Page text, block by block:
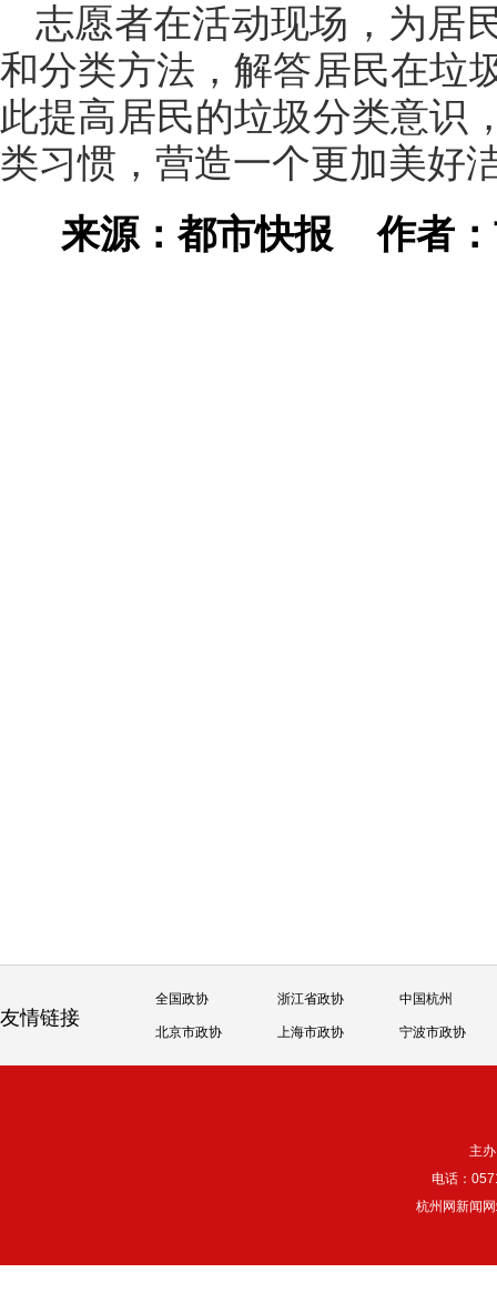
志愿者在活动现场，为居
和分类方法，解答居民在垃
此提高居民的垃圾分类意识
类习惯，营造一个更加美好
来源：都市快报作者
友情链接
全国政协 浙江省政协 中国杭州
北京市政协 上海市政协 宁波市政协
主
电话：
杭州网新闻